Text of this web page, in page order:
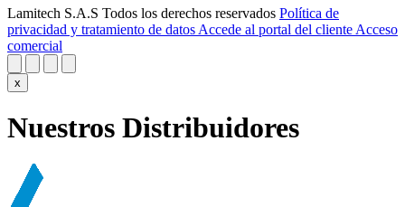
Lamitech S.A.S Todos los derechos reservados Política de
privacidad y tratamiento de datos Accede al portal del cliente Acceso
comercial
x
Nuestros Distribuidores